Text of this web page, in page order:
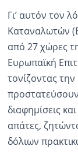
Γι’ αυτόν τον
Καταναλωτών
από 27 χώρες
Ευρωπαϊκή
τονίζοντας
διαφημίσεις
απάτες,
δόλιων